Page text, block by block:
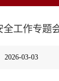
全工作专题
2026-03-03